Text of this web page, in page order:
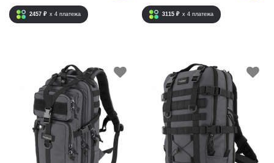
2457 ₽ x 4 платежа 3115 ₽ x 4 платежа